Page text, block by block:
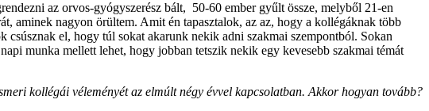
az orvos-gyógyszerész bált, 50-60 ember gyűlt össze, melyből 21-en
aminek nagyon örültem. Amit én tapasztalok, az az, hogy a kollégáknak több
csúsznak el, hogy túl sokat akarunk nekik adni szakmai szempontból. Sokan
munka mellett lehet, hogy jobban tetszik nekik egy kevesebb szakmai témát
kollégái véleményét az elmúlt négy évvel kapcsolatban. Akkor hogyan tovább?